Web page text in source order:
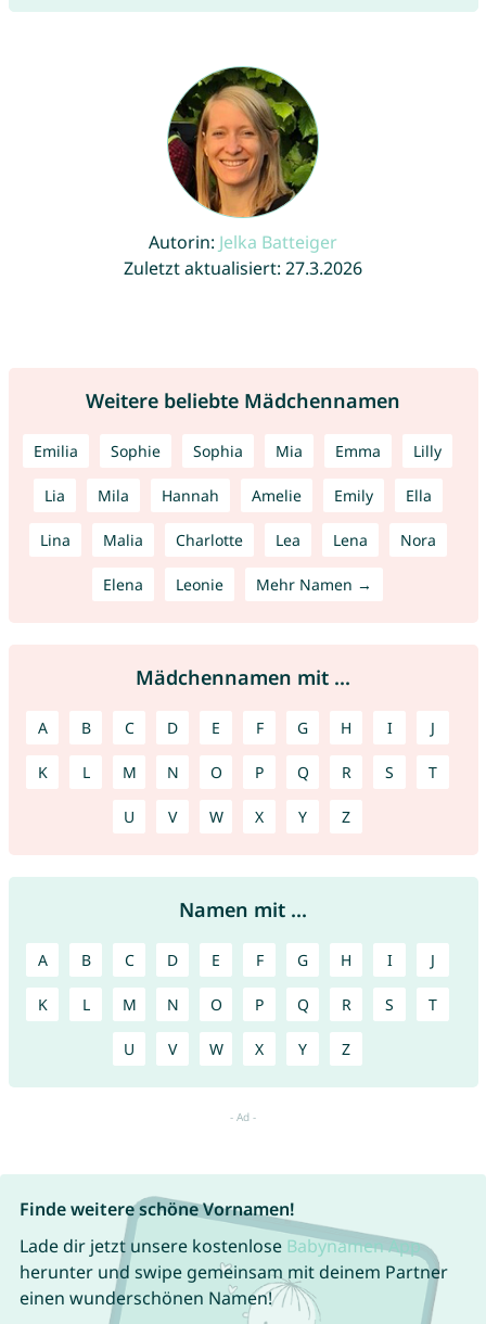
Autorin: Jelka Batteiger
Zuletzt aktualisiert: 27.3.2026
Weitere beliebte Mädchennamen
Emilia Sophie Sophia Mia Emma Lilly
Lia Mila Hannah Amelie Emily Ella
Lina Malia Charlotte Lea Lena Nora
Elena Leonie Mehr Namen →
Mädchennamen mit ...
A B C D E F G H I J
K L M N O P Q R S T
U V W X Y Z
Namen mit ...
A B C D E F G H I J
K L M N O P Q R S T
U V W X Y Z
Finde weitere schöne Vornamen!
Lade dir jetzt unsere kostenlose Babynamen App
herunter und swipe gemeinsam mit deinem Partner
einen wunderschönen Namen!